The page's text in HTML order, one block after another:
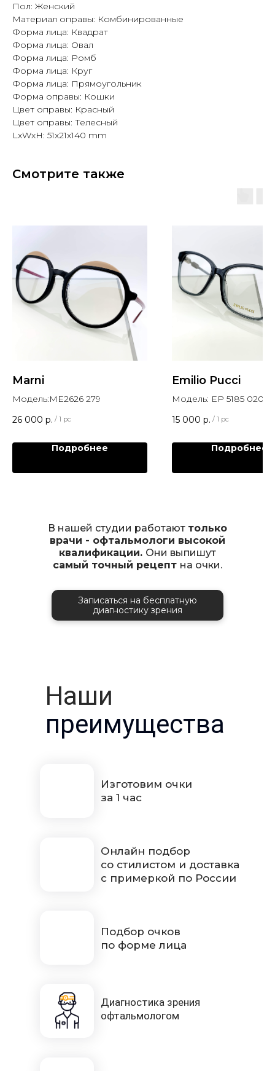
Пол: Женский
Материал оправы: Комбинированные
Форма лица: Квадрат
Форма лица: Овал
Форма лица: Ромб
Форма лица: Круг
Форма лица: Прямоугольник
Форма оправы: Кошки
Цвет оправы: Красный
Цвет оправы: Телесный
LxWxH: 51x21x140 mm
Смотрите также
Marni
Модель:ME2626 279
26 000 р. / 1 pc
Подробнее
Emilio Pucci
Модель: EP 5185 020
15 000 р. / 1 pc
Подробнее
В нашей студии работают только
врачи - офтальмологи высокой
квалификации. Они выпишут
самый точный рецепт на очки.
Записаться на бесплатную
диагностику зрения
Наши
преимущества
Изготовим очки
за 1 час
Подбор очков
по форме лица
Онлайн подбор
со стилистом и доставка
с примеркой по России
Диагностика зрения
офтальмологом